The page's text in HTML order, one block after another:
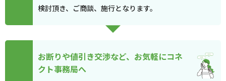
検討頂き、ご商談、施行となります。
お断りや値引き交渉など、お気軽にコネ
クト事務局へ